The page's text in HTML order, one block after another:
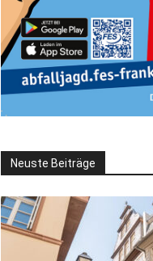
Neuste Beiträge